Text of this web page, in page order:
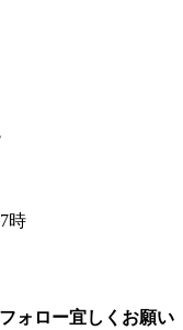
時
ォロー宜しくお願い